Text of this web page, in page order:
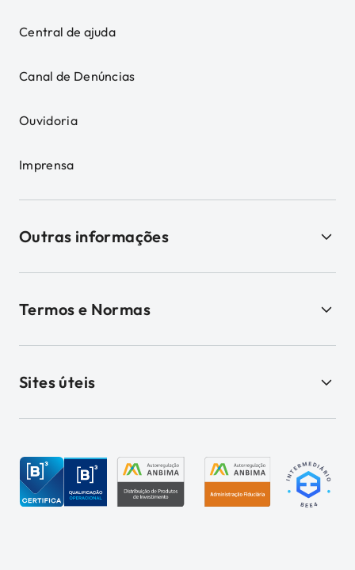
Central de ajuda
Canal de Denúncias
Ouvidoria
Imprensa
Outras informações
Termos e Normas
Sites úteis